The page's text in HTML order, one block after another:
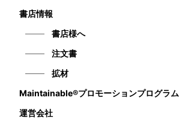
書店情報
書店様へ
注文書
拡材
Maintainable®プロモーションプログラム
運営会社